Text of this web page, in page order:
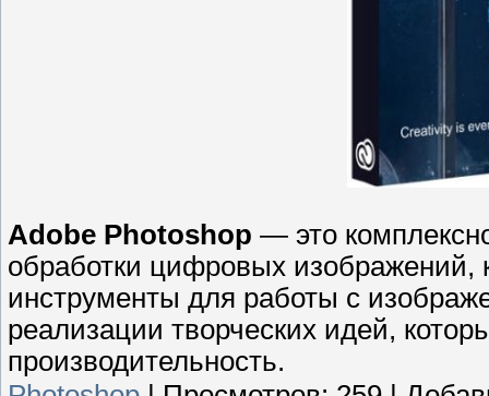
Adobe Photoshop — это
обработки цифровых
инструменты для работы с
реализации творческих идей,
производительность.